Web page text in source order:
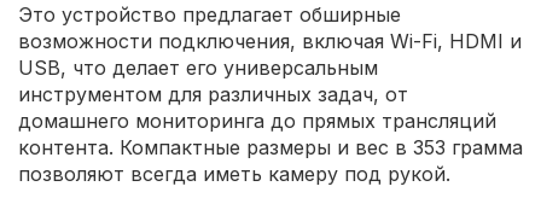
Это устройство предлагает обширные
возможности подключения, включая Wi-Fi, HDMI и
USB, что делает его универсальным
инструментом для различных задач, от
домашнего мониторинга до прямых трансляций
контента. Компактные размеры и вес в 353 грамма
позволяют всегда иметь камеру под рукой.